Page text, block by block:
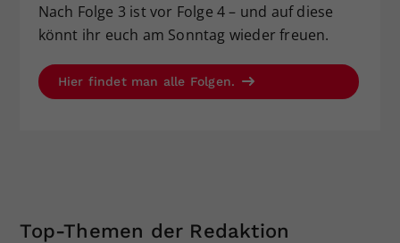
Nach Folge 3 ist vor Folge 4 – und auf diese
könnt ihr euch am Sonntag wieder freuen.
Hier findet man alle Folgen.
Top-Themen der Redaktion